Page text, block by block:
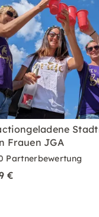
Frauen JGA
Partnerbewertung
€